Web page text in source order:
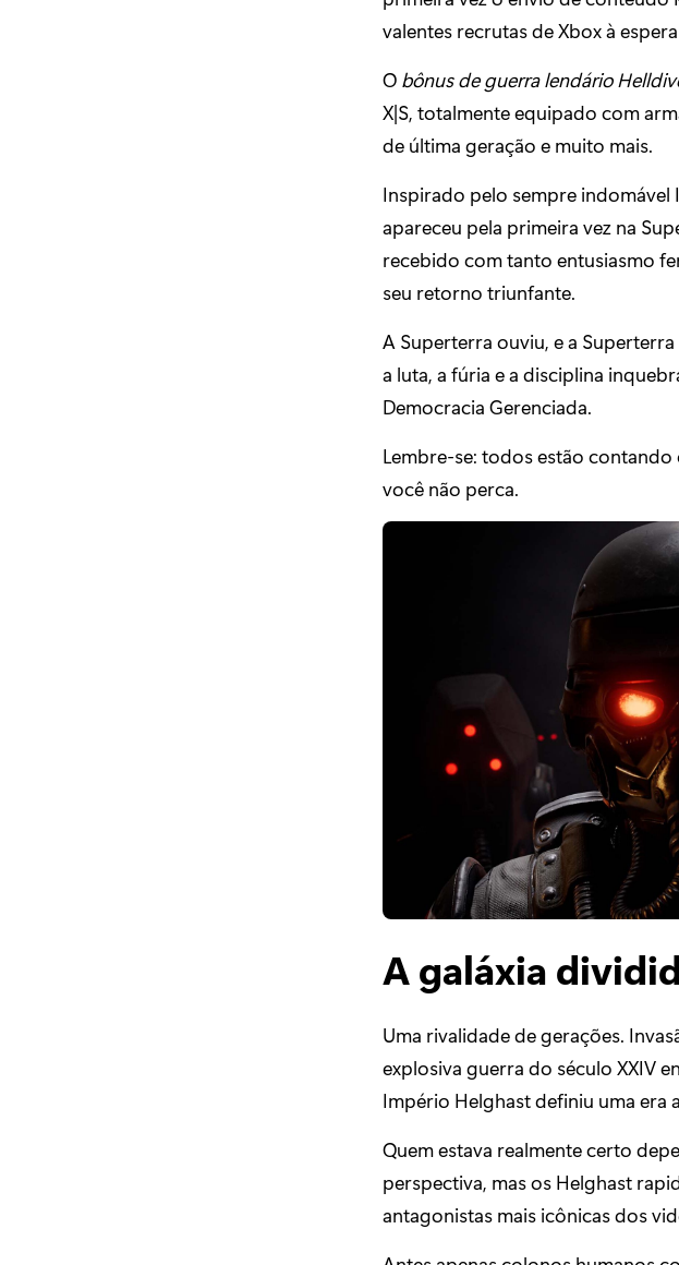
valentes recrutas de Xbox à
O bônus de guerra lendário
X|S, totalmente equipado com
de última geração e muito mais.
Inspirado pelo sempre indomável
apareceu pela primeira vez na
recebido com tanto entusiasmo
seu retorno triunfante.
A Superterra ouviu, e a
a luta, a fúria e a disciplina
Democracia Gerenciada.
Lembre-se: todos estão contando
você não perca.
A galáxia
Uma rivalidade de gerações.
explosiva guerra do século XXIV
Império Helghast definiu uma era
Quem estava realmente certo
perspectiva, mas os Helghast
antagonistas mais icônicas dos